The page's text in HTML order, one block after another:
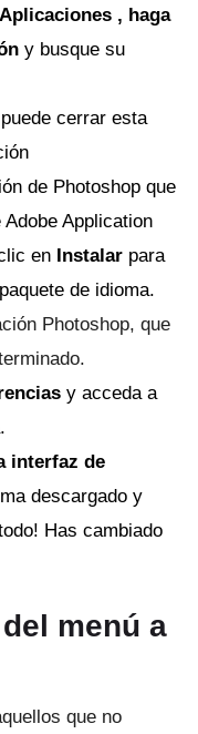
Aplicaciones , haga
y busque su
cerrar esta
de Photoshop que
Application
en Instalar para
de idioma.
Photoshop, que
y acceda a
interfaz de
descargado y
Has cambiado
menú a
que no